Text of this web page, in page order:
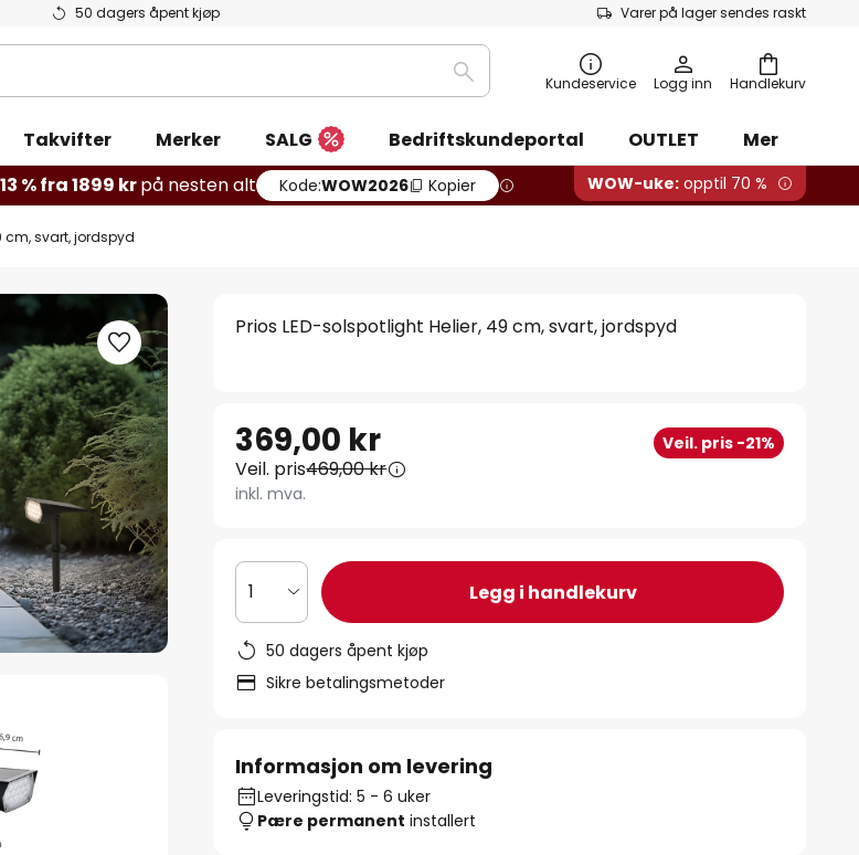
50 dagers åpent kjøp Varer på lager sendes raskt
Handlekurv
Søk Kundeservice Logg inn
Takvifter Merker SALG Bedriftskundeportal OUTLET
Mer
% fra 1899 krpå nesten alt Kode:WOW2026 Kopier WOW-uke: opptil 70 %
cm, svart, jordspyd
Prios LED-solspotlight Helier, 49 cm, svart, jordspyd
369,00 kr Veil. pris -21%
Veil. pris469,00 kr
inkl. mva.
1 Legg i handlekurv
50 dagers åpent kjøp
Sikre betalingsmetoder
Informasjon om levering
Leveringstid: 5 - 6 uker
Pære permanent installert